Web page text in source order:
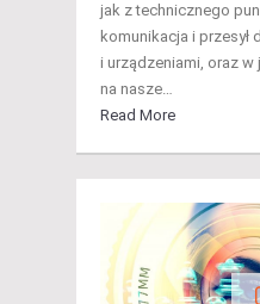
jak z technicznego
komunikacja i przesył
i urządzeniami, oraz
na nasze…
Read More